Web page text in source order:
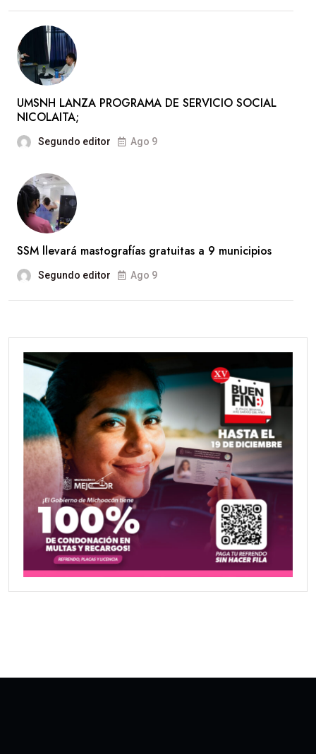
UMSNH LANZA PROGRAMA DE SERVICIO SOCIAL
NICOLAITA;
Segundo editor Ago 9
SSM llevará mastografías gratuitas a 9 municipios
Segundo editor Ago 9